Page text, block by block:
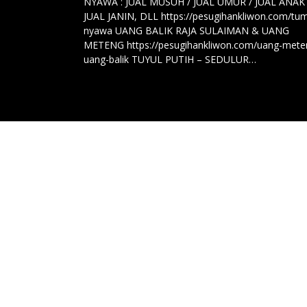
JUAL JANIN, DLL https://pesugihankliwon.com/
nyawa UANG BALIK RAJA SULAIMAN & UANG
METENG https://pesugihankliwon.com/uang-
uang-balik TUYUL PUTIH – SEDULUR…